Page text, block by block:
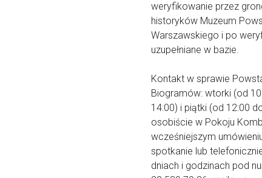
weryfikowanie przez
historyków Muzeum
Warszawskiego i po
uzupełniane w bazie.
Kontakt w sprawie
Biogramów: wtorki (od
14:00) i piątki (od 12:00
osobiście w Pokoju
wcześniejszym
spotkanie lub
dniach i godzinach pod